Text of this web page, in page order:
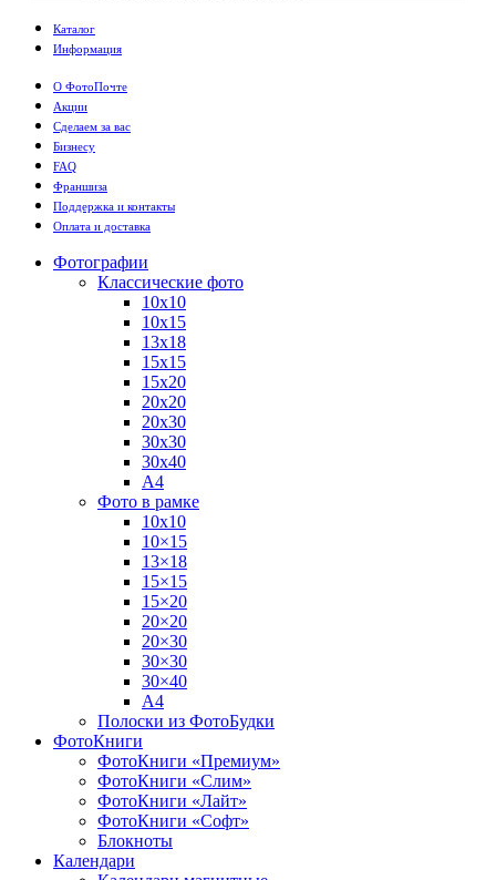
Каталог
Информация
О ФотоПочте
Акции
Сделаем за вас
Бизнесу
FAQ
Франшиза
Поддержка и контакты
Оплата и доставка
Фотографии
Классические фото
10х10
10х15
13х18
15х15
15х20
20х20
20х30
30х30
30х40
А4
Фото в рамке
10х10
10×15
13×18
15×15
15×20
20×20
20×30
30×30
30×40
A4
Полоски из ФотоБудки
ФотоКниги
ФотоКниги «Премиум»
ФотоКниги «Слим»
ФотоКниги «Лайт»
ФотоКниги «Софт»
Блокноты
Календари